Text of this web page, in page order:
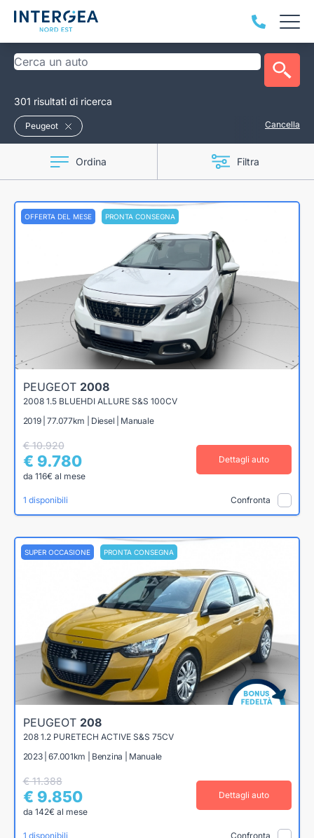
301 risultati di ricerca
Peugeot Cancella
Ordina Filtra
OFFERTA DEL MESE PRONTA CONSEGNA
PEUGEOT 2008
2008 1.5 BLUEHDI ALLURE S&S 100CV
2019 | 77.077km | Diesel | Manuale
€ 10.920
€ 9.780
da 116€ al mese
Dettagli auto
1 disponibili Confronta
SUPER OCCASIONE PRONTA CONSEGNA
PEUGEOT 208
208 1.2 PURETECH ACTIVE S&S 75CV
2023 | 67.001km | Benzina | Manuale
€ 11.388
€ 9.850
da 142€ al mese
Dettagli auto
1 disponibili Confronta